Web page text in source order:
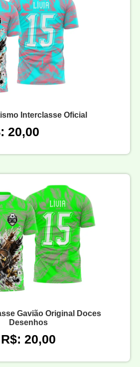
Interclasse Oficial
20,00
Gavião Original Doces
Desenhos
R$: 20,00